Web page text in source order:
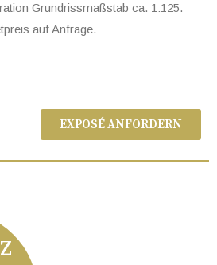
Grundrissmaßstab ca. 1:125.
auf Anfrage.
EXPOSÉ ANFORDERN